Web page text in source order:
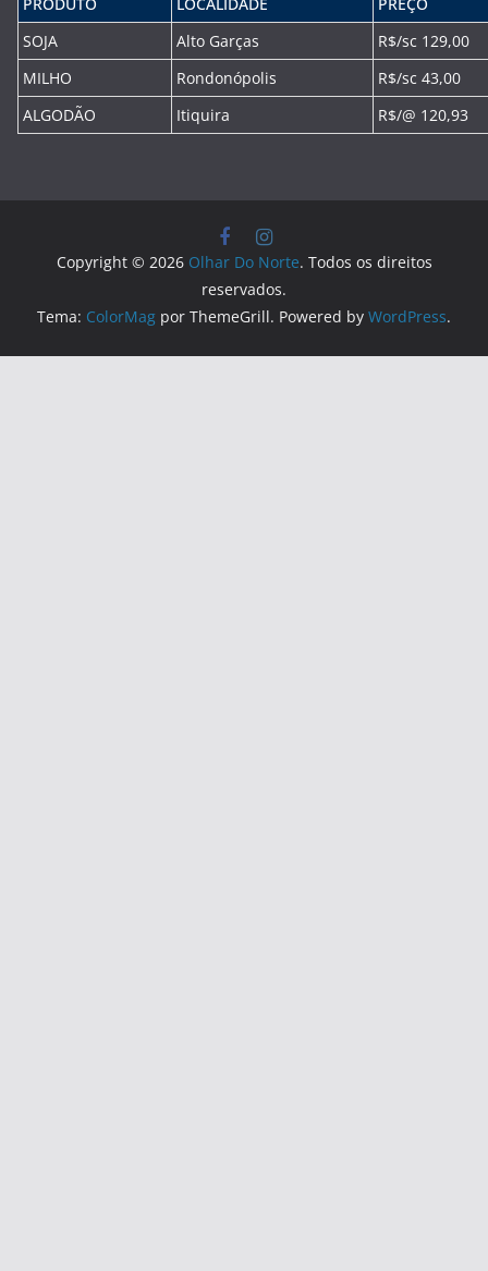
SOJA
Alto Garças
R$/sc 129,00
MILHO
Rondonópolis
R$/sc 43,00
ALGODÃO
Itiquira R$/@ 120,93
Copyright © 2026 Olhar Do Norte. Todos os direitos
reservados.
Tema: ColorMag por ThemeGrill. Powered by WordPress.